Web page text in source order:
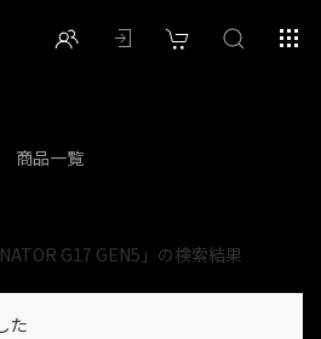
商品一覧
G17 GEN5」の検索結果
た